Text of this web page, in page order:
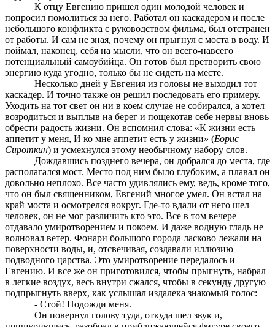
К отцу Евгению пришел один молодой человек и
попросил помолиться за него. Работал он каскадером и после
небольшого конфликта с руководством фильма, был отстранен
от работы. И сам не зная, почему он прыгнул с моста в воду. И
поймал, наконец, себя на мысли, что он всего-навсего
потенциальный самоубийца. Он готов был претворить свою
энергию куда угодно, только бы не сидеть на месте.
Несколько дней у Евгения из головы не выходил тот
каскадер. И точно также он решил последовать его примеру.
Уходить на тот свет он ни в коем случае не собирался, а хотел
возродиться и выплыв на берег и пощекотав себе нервы вновь
обрести радость жизни. Он вспомнил слова: «К жизни есть
аппетит у меня, И ко мне аппетит есть у жизни» (Борис
Сироткин) и усмехнулся этому необычному набору слов.
Дождавшись позднего вечера, он добрался до места, где
располагался мост. Место под ним было глубоким, а плавал он
довольно неплохо. Все часто удивлялись ему, ведь, кроме того,
что он был священником, Евгений многое умел. Он встал на
край моста и осмотрелся вокруг. Где-то вдали от него шел
человек, он не мог различить кто это. Все в том вечере
отдавало умиротворением и покоем. И даже водную гладь не
волновал ветер. Фонари большого города ласково лежали на
поверхности воды, и, отсвечивая, создавали иллюзию
подводного царства. Это умиротворение передалось и
Евгению. И все же он приготовился, чтобы прыгнуть, набрал
в легкие воздух, весь внутри сжался, чтобы в секунду другую
подпрыгнуть вверх, как услышал издалека знакомый голос:
- Стой! Подожди меня.
Он повернул голову туда, откуда шел звук и,